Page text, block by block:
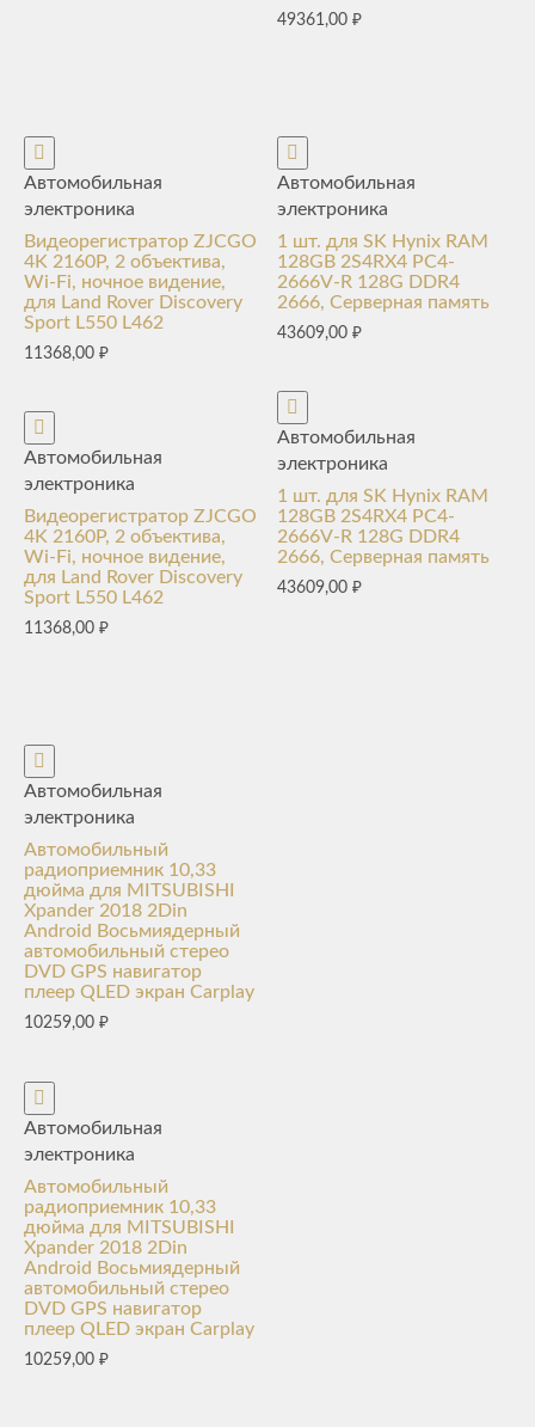
49361,00₽
Автомобильная
электроника
Видеорегистратор ZJCGO
4K 2160P, 2 объектива,
Wi-Fi, ночное видение,
для Land Rover Discovery
Sport L550 L462
11368,00 ₽
Автомобильная
электроника
Видеорегистратор ZJCGO
4K 2160P, 2 объектива,
Wi-Fi, ночное видение,
для Land Rover Discovery
Sport L550 L462
11368,00 ₽
Автомобильная
электроника
1 шт. для SK Hynix RAM
128GB 2S4RX4 PC4-
2666V-R 128G DDR4
2666, Серверная память
43609,00₽
Автомобильная
электроника
1 шт. для SK Hynix RAM
128GB 2S4RX4 PC4-
2666V-R 128G DDR4
2666, Серверная память
43609,00₽
Автомобильная
электроника
Автомобильный
радиоприемник 10,33
дюйма для MITSUBISHI
Xpander 2018 2Din
Android Восьмиядерный
автомобильный стерео
DVD GPS навигатор
плеер QLED экран Carplay
10259,00 ₽
Автомобильная
электроника
Автомобильный
радиоприемник 10,33
дюйма для MITSUBISHI
Xpander 2018 2Din
Android Восьмиядерный
автомобильный стерео
DVD GPS навигатор
плеер QLED экран Carplay
10259,00 ₽